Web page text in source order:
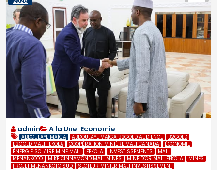
admin A la Une Economie
ABDOULAYE MAÏGA ABDOULAYE MAÏGA B2GOLD AUDIENCE
B2GOLD
B2GOLD MALI FEKOLA
COOPÉRATION MINIÈRE MALI CANADA
ÉCONOMIE
ÉNERGIE SOLAIRE MINE MALI
FEKOLA INVESTISSEMENTS
MALI
MENANKOTO
MIKE CINNAMOND MALI MINES MINE D’OR MALI FEKOLA
MINES
PROJET MENANKOTO SUD
SECTEUR MINIER MALI INVESTISSEMENT